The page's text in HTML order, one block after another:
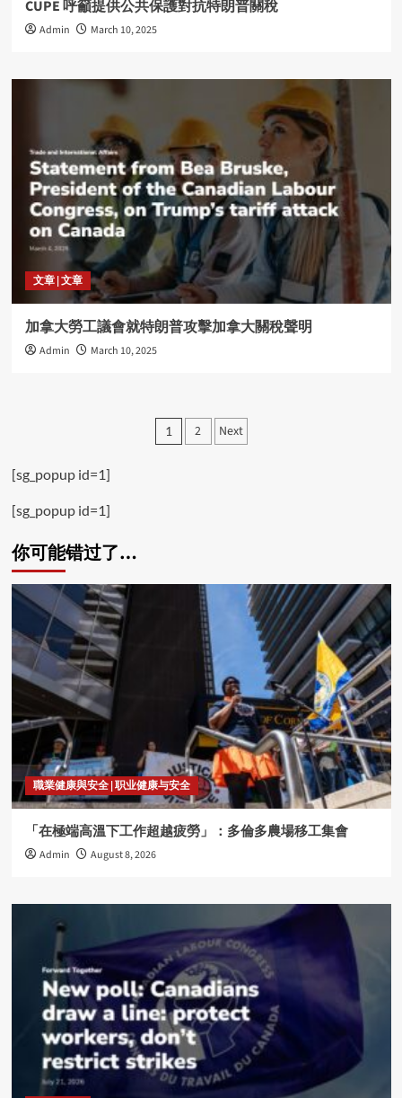
CUPE 呼籲提供公共保護對抗特朗普關稅
Admin March 10, 2025
文章 | 文章
加拿大勞工議會就特朗普攻擊加拿大關稅聲明
Admin March 10, 2025
Posts
1 2 Next
[sg_popup id=1]
[sg_popup id=1]
你可能错过了…
職業健康與安全 | 职业健康与安全
「在極端高溫下工作超越疲勞」：多倫多農場移工集會
Admin August 8, 2026